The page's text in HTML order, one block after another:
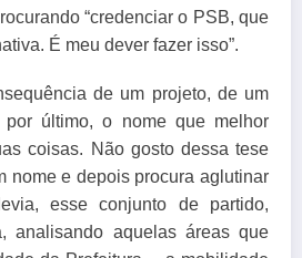
“credenciar o PSB, que
É meu dever fazer isso”.
de um projeto, de um
último, o nome que melhor
coisas. Não gosto dessa tese
nome e depois procura aglutinar
esse conjunto de partido,
analisando aquelas áreas que